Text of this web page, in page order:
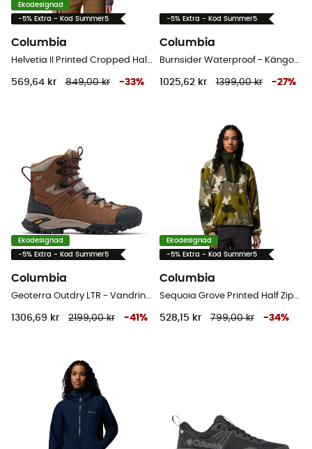
Ekodesignad
-5% Extra - Kod Summer5
Columbia
Helvetia II Printed Cropped Half Snap - Fleecetröjor - Dam
569,64 kr 849,00 kr -33%
-5% Extra - Kod Summer5
Columbia
Burnsider Waterproof - Kängor - Herr
1025,62 kr 1399,00 kr -27%
Ekodesignad
-5% Extra - Kod Summer5
Columbia
1306,69 kr 2199,00 kr -41 %
Ekodesignad
-5% Extra - Kod Summer5
Columbia
528,15 kr 799,00 kr -34%